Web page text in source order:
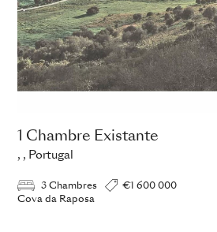
1 Chambre Existante
, , Portugal
3 Chambres
€1 600 000
Cova da Raposa